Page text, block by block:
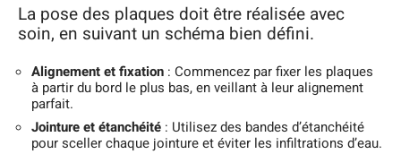
La pose des plaques doit être réalisée avec
soin, en suivant un schéma bien défini.
Alignement et fixation : Commencez par fixer les plaques
à partir du bord le plus bas, en veillant à leur alignement
parfait.
Jointure et étanchéité : Utilisez des bandes d’étanchéité
pour sceller chaque jointure et éviter les infiltrations d’eau.